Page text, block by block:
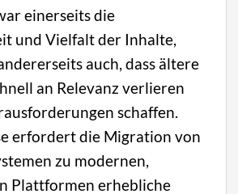
einerseits die
und Vielfalt der Inhalte,
auch, dass ältere
an Relevanz verlieren
schaffen.
erfordert die Migration von
zu modernen,
Plattformen erhebliche